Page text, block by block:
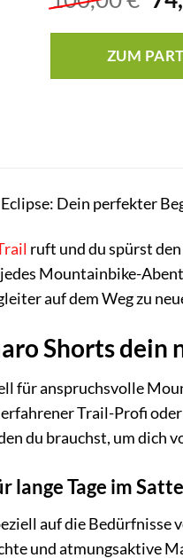
ZUM
Dein perfekter
ruft und du spürst
Mountainbike-
auf dem Weg zu
Shorts dein
für anspruchsvolle
Trail-Profi
du brauchst, um dich
Tage im
auf die
und atmungsaktive